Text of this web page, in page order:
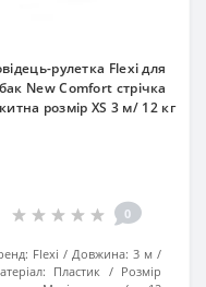
рулетка Flexi для
New Comfort стрічка
розмір XS 3 м/ 12 кг
0
Flexi Довжина: 3 м
Пластик
Розмір